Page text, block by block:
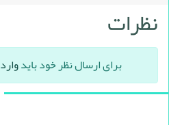
نظرات
برای ارسال نظر خود بایدوارد